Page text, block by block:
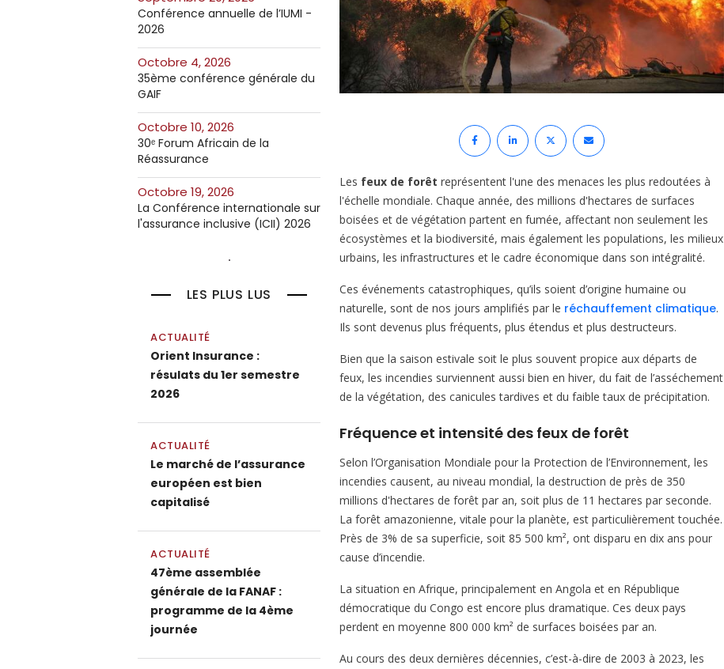
Conférence annuelle de l’IUMI -
2026
octobre 4, 2026
35ème conférence générale du
GAIF
octobre 10, 2026
30ᵉ Forum Africain de la
Réassurance
octobre 19, 2026
La Conférence internationale sur
l'assurance inclusive (ICII) 2026
LES PLUS LUS
ACTUALITÉ
Orient Insurance :
résulats du 1er semestre
2026
ACTUALITÉ
Le marché de l’assurance
européen est bien
capitalisé
ACTUALITÉ
47ème assemblée
générale de la FANAF :
programme de la 4ème
journée
Les feux de forêt représentent l'une des menaces les plus redoutées à
l'échelle mondiale. Chaque année, des millions d'hectares de surfaces
boisées et de végétation partent en fumée, affectant non seulement les
écosystèmes et la biodiversité, mais également les populations, les milieux
urbains, les infrastructures et le cadre économique dans son intégralité.
Ces événements catastrophiques, qu’ils soient d’origine humaine ou
naturelle, sont de nos jours amplifiés par le réchauffement climatique.
Ils sont devenus plus fréquents, plus étendus et plus destructeurs.
Bien que la saison estivale soit le plus souvent propice aux départs de
feux, les incendies surviennent aussi bien en hiver, du fait de l’asséchement
de la végétation, des canicules tardives et du faible taux de précipitation.
Fréquence et intensité des feux de forêt
Selon l’Organisation Mondiale pour la Protection de l’Environnement, les
incendies causent, au niveau mondial, la destruction de près de 350
millions d'hectares de forêt par an, soit plus de 11 hectares par seconde.
La forêt amazonienne, vitale pour la planète, est particulièrement touchée.
Près de 3% de sa superficie, soit 85 500 km², ont disparu en dix ans pour
cause d’incendie.
La situation en Afrique, principalement en Angola et en République
démocratique du Congo est encore plus dramatique. Ces deux pays
perdent en moyenne 800 000 km² de surfaces boisées par an.
Au cours des deux dernières décennies, c’est-à-dire de 2003 à 2023, les